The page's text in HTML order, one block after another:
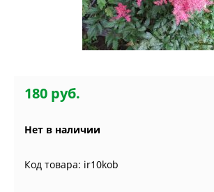
180 руб.
Нет в наличии
Код товара: ir10kob